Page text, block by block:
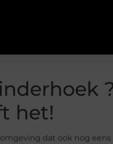
het!
dat ook nog eens